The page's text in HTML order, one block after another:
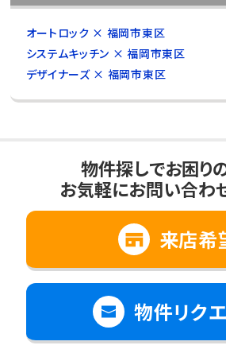
オートロック × 福岡市東区
システムキッチン × 福岡市東区
デザイナーズ × 福岡市東区
物件探しでお困り
お気軽にお問い合わ
来店希
物件リク